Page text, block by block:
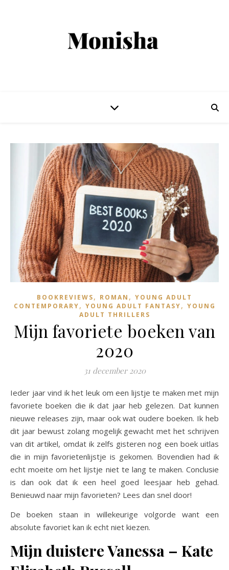
BOOKREVIEWS, ROMAN , YOUNG ADULT
CONTEMPORARY, YOUNG ADULT FANTASY, YOUNG
ADULT THRILLERS
Mijn favoriete boeken van
2020
31 december 2020
Ieder jaar vind ik het leuk om een lijstje te maken met mijn
favoriete boeken die ik dat jaar heb gelezen. Dat kunnen
nieuwe releases zijn, maar ook wat oudere boeken. Ik heb
dit jaar bewust zolang mogelijk gewacht met het schrijven
van dit artikel, omdat ik zelfs gisteren nog een boek uitlas
die in mijn favorietenlijstje is gekomen. Bovendien had ik
echt moeite om het lijstje niet te lang te maken. Conclusie
is dan ook dat ik een heel goed leesjaar heb gehad.
Benieuwd naar mijn favorieten? Lees dan snel door!
De boeken staan in willekeurige volgorde want een
absolute favoriet kan ik echt niet kiezen.
Mijn duistere Vanessa – Kate